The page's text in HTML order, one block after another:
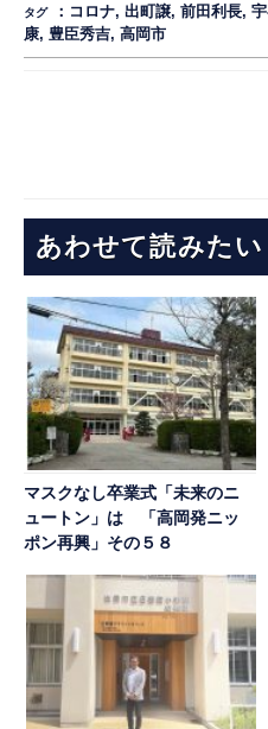
タグ ： コロナ,出町譲,前田利長,
康, 豊臣秀吉,高岡市
あわせて読みたい
マスクなし卒業式「未来のニ
ュートン」は 「高岡発ニッ
ポン再興」その５８